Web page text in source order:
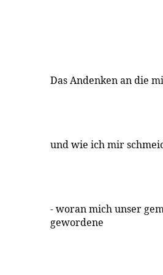
Das Andenken an die
und wie ich mir
- woran mich unser
gewordene